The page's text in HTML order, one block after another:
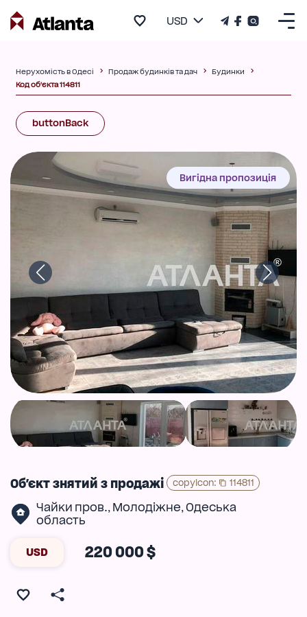
USD
Нерухомість в Одесі Продаж будинків та дач
Будинки
Код об'єкта 114811
buttonBack
Вигідна пропозиція
Об'єкт знятий з продажі copyIcon: 114811
Чайки пров., Молодіжне,Одеська
область
USD 220 000 $